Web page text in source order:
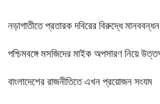
নড়াগাতীতে প্রতারক দবিরের বিরুদ্ধে মানববন্ধন
পশ্চিমবঙ্গে মসজিদের মাইক অপসারণ নিয়ে
বাংলাদেশের রাজনীতিতে এখন প্রয়োজন সংযম